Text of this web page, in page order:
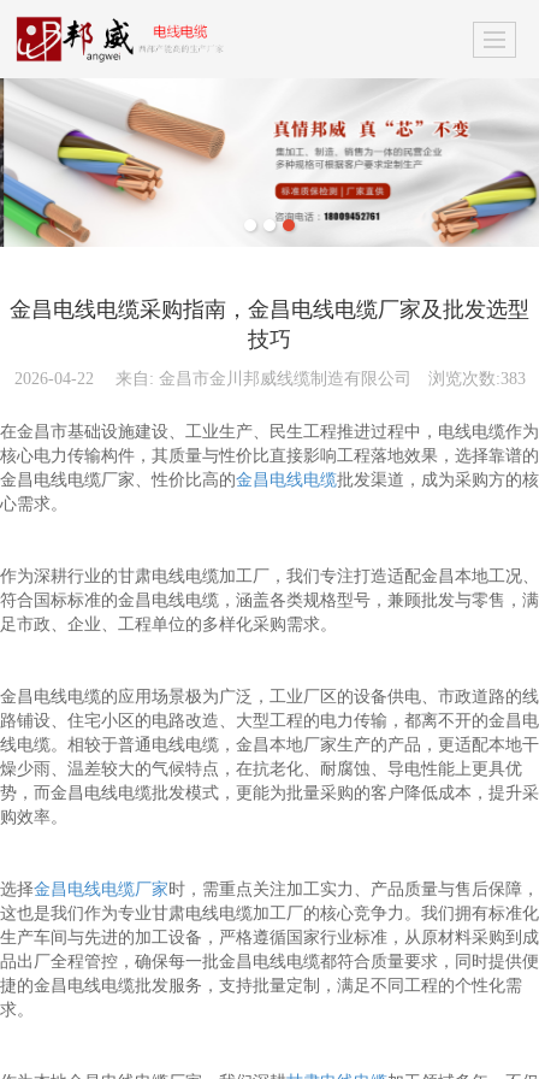
金昌电线电缆采购指南，金昌电线电缆厂家及批发选型
技巧
2026-04-22 来自: 金昌市金川邦威线缆制造有限公司 浏览次数:383
在金昌市基础设施建设、工业生产、民生工程推进过程中，电线电缆作为
核心电力传输构件，其质量与性价比直接影响工程落地效果，选择靠谱的
金昌电线电缆厂家、性价比高的金昌电线电缆批发渠道，成为采购方的核
心需求。
作为深耕行业的甘肃电线电缆加工厂，我们专注打造适配金昌本地工况、
符合国标标准的金昌电线电缆，涵盖各类规格型号，兼顾批发与零售，满
足市政、企业、工程单位的多样化采购需求。
金昌电线电缆的应用场景极为广泛，工业厂区的设备供电、市政道路的线
路铺设、住宅小区的电路改造、大型工程的电力传输，都离不开的金昌电
线电缆。相较于普通电线电缆，金昌本地厂家生产的产品，更适配本地干
燥少雨、温差较大的气候特点，在抗老化、耐腐蚀、导电性能上更具优
势，而金昌电线电缆批发模式，更能为批量采购的客户降低成本，提升采
购效率。
选择金昌电线电缆厂家时，需重点关注加工实力、产品质量与售后保障，
这也是我们作为专业甘肃电线电缆加工厂的核心竞争力。我们拥有标准化
生产车间与先进的加工设备，严格遵循国家行业标准，从原材料采购到成
品出厂全程管控，确保每一批金昌电线电缆都符合质量要求，同时提供便
捷的金昌电线电缆批发服务，支持批量定制，满足不同工程的个性化需
求。